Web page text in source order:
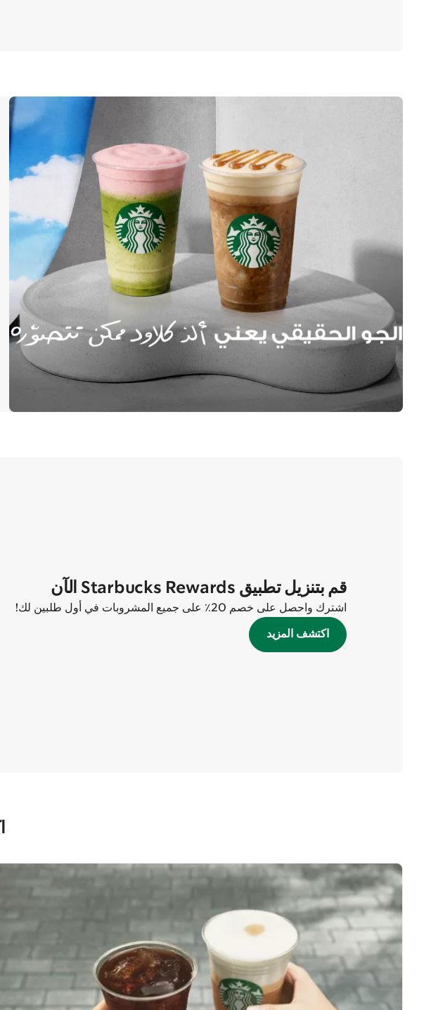
قم بتنزيل تطبيق Starbucks Rewards الآن
اشترك واحصل على خصم 20٪ على جميع المشروبات في أول طلبين لك!
اكتشف المزيد